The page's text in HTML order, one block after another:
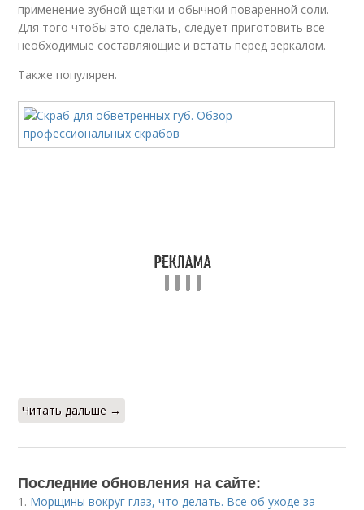
применение зубной щетки и обычной поваренной соли.
Для того чтобы это сделать, следует приготовить все
необходимые составляющие и встать перед зеркалом.
Также популярен.
Читать дальше →
Последние обновления на сайте:
1. Морщины вокруг глаз, что делать. Все об уходе за